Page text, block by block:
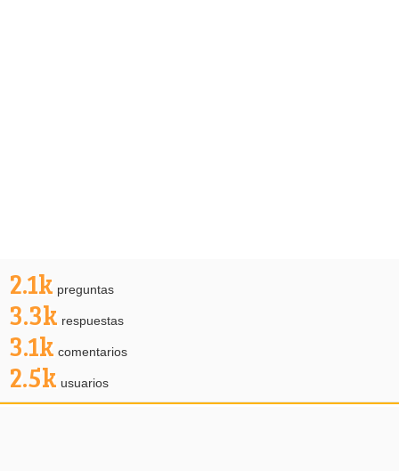
2.1k preguntas
3.3k respuestas
3.1k comentarios
2.5k usuarios